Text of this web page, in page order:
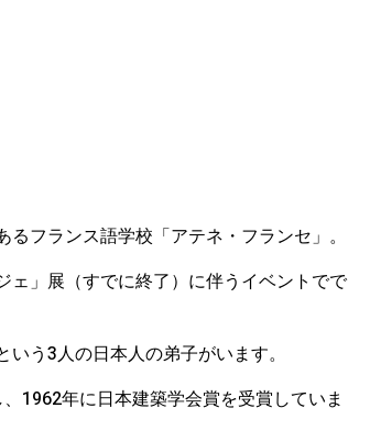
フランス語学校「アテネ・フランセ」。
」展（すでに終了）に伴うイベントでで
う3人の日本人の弟子がいます。
1962年に日本建築学会賞を受賞していま